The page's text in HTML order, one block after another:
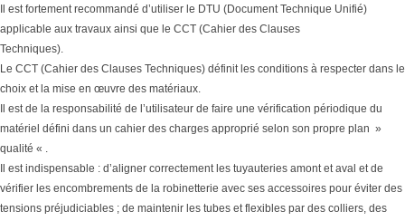
Il est fortement recommandé d’utiliser le DTU (Document Technique Unifié)
applicable aux travaux ainsi que le CCT (Cahier des Clauses
Techniques).
Le CCT (Cahier des Clauses Techniques) définit les conditions à respecter dans le
choix et la mise en œuvre des matériaux.
Il est de la responsabilité de l’utilisateur de faire une vérification périodique du
matériel défini dans un cahier des charges approprié selon son propre plan »
qualité « .
Il est indispensable : d’aligner correctement les tuyauteries amont et aval et de
vérifier les encombrements de la robinetterie avec ses accessoires pour éviter des
tensions préjudiciables ; de maintenir les tubes et flexibles par des colliers, des